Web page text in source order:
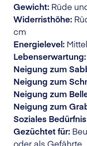
Gewicht: Rüde
Widerristhöhe:
cm
Energielevel: Mittel
Lebenserwartung:
Neigung zum
Neigung zum
Neigung zum
Neigung zum
Soziales
Gezüchtet für:
oder als Gefährte